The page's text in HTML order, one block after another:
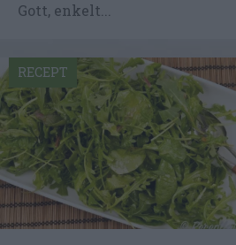
Gott, enkelt...
RECEPT